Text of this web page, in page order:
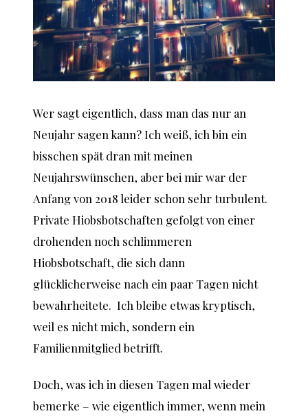
Wer sagt eigentlich, dass man das nur an
Neujahr sagen kann? Ich weiß, ich bin ein
bisschen spät dran mit meinen
Neujahrswünschen, aber bei mir war der
Anfang von 2018 leider schon sehr turbulent.
Private Hiobsbotschaften gefolgt von einer
drohenden noch schlimmeren
Hiobsbotschaft, die sich dann
glücklicherweise nach ein paar Tagen nicht
bewahrheitete. Ich bleibe etwas kryptisch,
weil es nicht mich, sondern ein
Familienmitglied betrifft.
Doch, was ich in diesen Tagen mal wieder
bemerke – wie eigentlich immer, wenn mein